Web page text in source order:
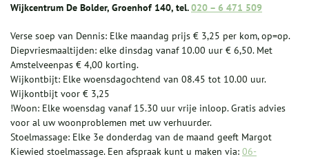
Wijkcentrum De Bolder, Groenhof 140, tel.020 – 6 471 509
Verse soep van Dennis: Elke maandag prijs € 3,25 per kom, op=op.
Diepvriesmaaltijden: elke dinsdag vanaf 10.00 uur € 6,50. Met
Amstelveenpas € 4,00 korting.
Wijkontbijt: Elke woensdagochtend van 08.45 tot 10.00 uur.
Wijkontbijt voor € 3,25
!Woon: Elke woensdag vanaf 15.30 uur vrije inloop. Gratis advies
voor al uw woonproblemen met uw verhuurder.
Stoelmassage: Elke 3e donderdag van de maand geeft Margot
Kiewied stoelmassage. Een afspraak kunt u maken via: 06-